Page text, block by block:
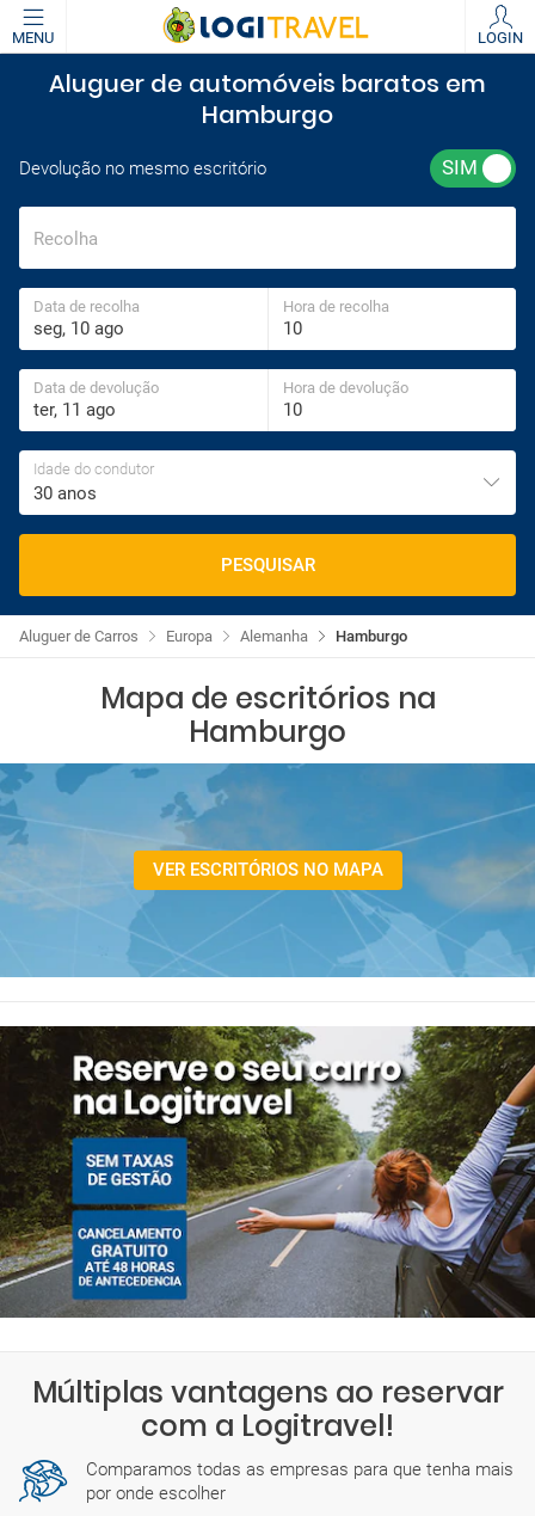
MENU LOGIN
Aluguer de automóveis baratos em
Hamburgo
Devolução no mesmo escritório
Recolha
Data de recolha Hora de recolha
Data de devolução Hora de devolução
Idade do condutor
30 anos
PESQUISAR
Hamburgo
Alemanha
Europa
Aluguer de Carros
Mapa de escritórios na
Hamburgo
VER ESCRITÓRIOS NO MAPA
Múltiplas vantagens ao reservar
com a Logitravel!
Comparamos todas as empresas para que tenha mais
por onde escolher